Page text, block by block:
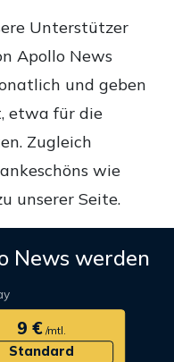
Unterstützer
Apollo News
und geben
etwa für die
Zugleich
wie
unserer Seite.
News werden
9 €/mtl.
Standard